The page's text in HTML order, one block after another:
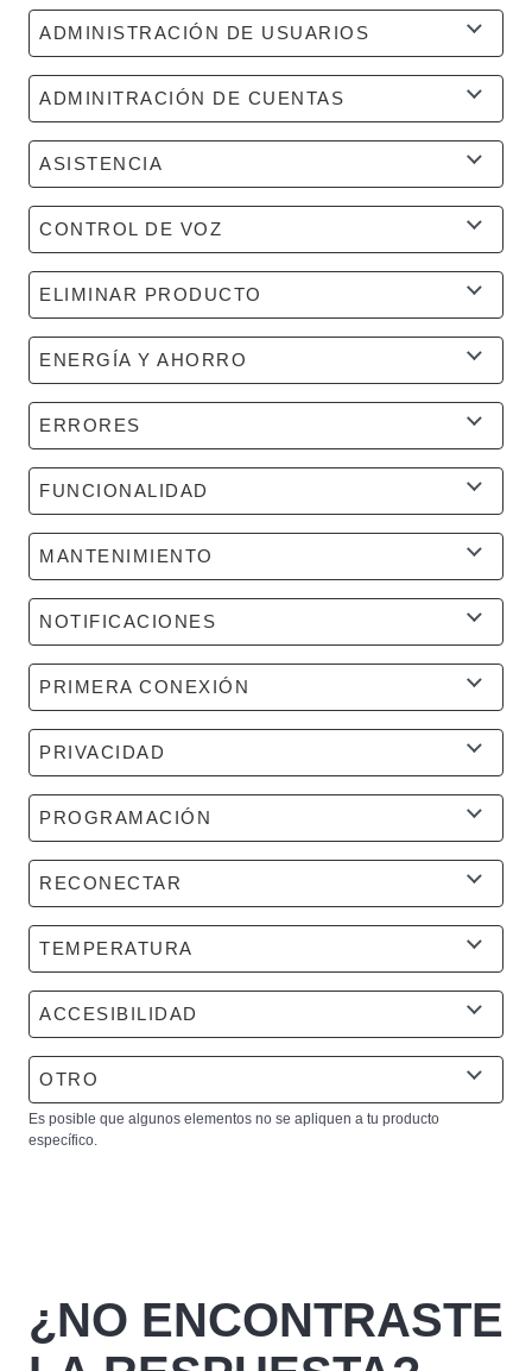
ADMINISTRACIÓN DE USUARIOS
ADMINITRACIÓN DE CUENTAS
ASISTENCIA
CONTROL DE VOZ
ELIMINAR PRODUCTO
ENERGÍA Y AHORRO
ERRORES
FUNCIONALIDAD
MANTENIMIENTO
NOTIFICACIONES
PRIMERA CONEXIÓN
PRIVACIDAD
PROGRAMACIÓN
RECONECTAR
TEMPERATURA
ACCESIBILIDAD
OTRO
Es posible que algunos elementos no se apliquen a tu producto
específico.
¿NO ENCONTRASTE